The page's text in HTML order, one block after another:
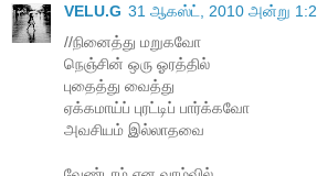
VELU.G 31 ஆகஸ்ட், 2010 அன்று
//நினைத்து மறுகவோ
நெஞ்சின் ஒரு ஓரத்தில்
புதைத்து வைத்து
ஏக்கமாய்ப் புரட்டிப் பார்க்கவோ
அவசியம் இல்லாதவை